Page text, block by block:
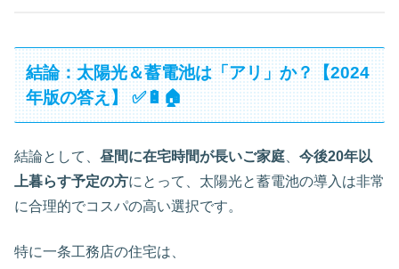
結論：太陽光＆蓄電池は「アリ」か？【2024
年版の答え】 ✅🔋🏠
結論として、 昼間に在宅時間が長いご家庭
今後20年以
上暮らす予定の方にとって、太陽光と蓄電池の導入は非常
に合理的でコスパの高い選択です。
特に一条工務店の住宅は、